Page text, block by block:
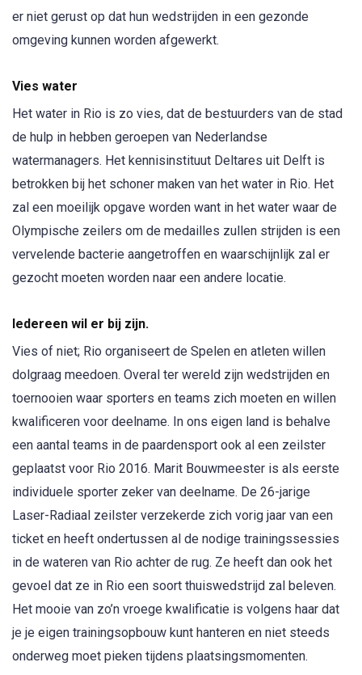
er niet gerust op dat hun wedstrijden in een gezonde
omgeving kunnen worden afgewerkt.
Vies water
Het water in Rio is zo vies, dat de bestuurders van de stad
de hulp in hebben geroepen van Nederlandse
watermanagers. Het kennisinstituut Deltares uit Delft is
betrokken bij het schoner maken van het water in Rio. Het
zal een moeilijk opgave worden want in het water waar de
Olympische zeilers om de medailles zullen strijden is een
vervelende bacterie aangetroffen en waarschijnlijk zal er
gezocht moeten worden naar een andere locatie.
Iedereen wil er bij zijn.
Vies of niet; Rio organiseert de Spelen en atleten willen
dolgraag meedoen. Overal ter wereld zijn wedstrijden en
toernooien waar sporters en teams zich moeten en willen
kwalificeren voor deelname. In ons eigen land is behalve
een aantal teams in de paardensport ook al een zeilster
geplaatst voor Rio 2016. Marit Bouwmeester is als eerste
individuele sporter zeker van deelname. De 26-jarige
Laser-Radiaal zeilster verzekerde zich vorig jaar van een
ticket en heeft ondertussen al de nodige trainingssessies
in de wateren van Rio achter de rug. Ze heeft dan ook het
gevoel dat ze in Rio een soort thuiswedstrijd zal beleven.
Het mooie van zo’n vroege kwalificatie is volgens haar dat
je je eigen trainingsopbouw kunt hanteren en niet steeds
onderweg moet pieken tijdens plaatsingsmomenten.